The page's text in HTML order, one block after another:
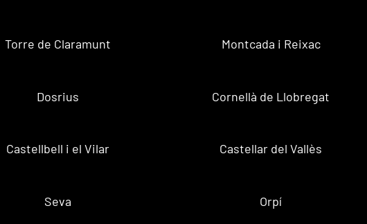
Torre de Claramunt Montcada i Reixac
Dosrius Cornellà de Llobregat
Castellbell i el Vilar Castellar del Vallès
Seva Orpí